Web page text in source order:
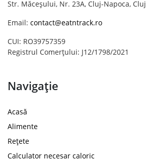
Str. Măceșului, Nr. 23A, Cluj-Napoca, Cluj
Email: contact@eatntrack.ro
CUI: RO39757359
Registrul Comerțului: J12/1798/2021
Navigație
Acasă
Alimente
Rețete
Calculator necesar caloric